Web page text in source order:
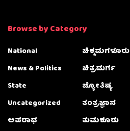
Browse by Category
National
News & Politics
State
Uncategorized
ಅಪರಾಧ
ಚಿಕ್ಕಮಗಳೂರು
ಚಿತ್ರದುರ್ಗ
ಜ್ಯೋತಿಷ್ಯ
ತಂತ್ರಜ್ಞಾನ
ತುಮಕೂರು